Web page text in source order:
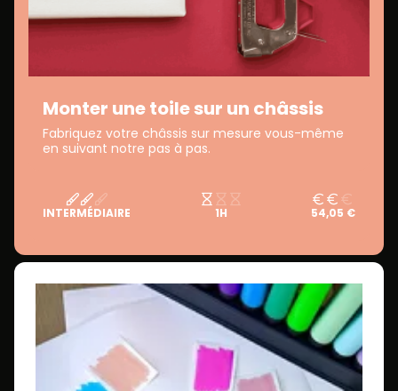
Monter une toile sur un châssis
Fabriquez votre châssis sur mesure vous-même
en suivant notre pas à pas.
INTERMÉDIAIRE 1H 54,05 €